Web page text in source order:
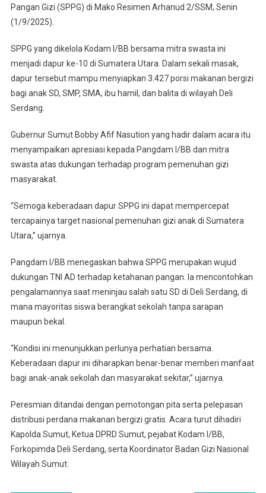
Pangdam
Forkopimda
Resmikan
SPPG
Menarhanud
Pangan Gizi (SPPG) di Mako Resimen Arhanud 2/SSM, Senin
(1/9/2025).
SPPG yang dikelola Kodam I/BB bersama mitra swasta ini
menjadi dapur ke-10 di Sumatera Utara. Dalam sekali masak,
dapur tersebut mampu menyiapkan 3.427 porsi makanan bergizi
bagi anak SD, SMP, SMA, ibu hamil, dan balita di wilayah Deli
Serdang.
Gubernur Sumut Bobby Afif Nasution yang hadir dalam acara itu
menyampaikan apresiasi kepada Pangdam I/BB dan mitra
swasta atas dukungan terhadap program pemenuhan gizi
masyarakat.
“Semoga keberadaan dapur SPPG ini dapat mempercepat
tercapainya target nasional pemenuhan gizi anak di Sumatera
Utara,” ujarnya.
Pangdam I/BB menegaskan bahwa SPPG merupakan wujud
dukungan TNI AD terhadap ketahanan pangan. Ia mencontohkan
pengalamannya saat meninjau salah satu SD di Deli Serdang, di
mana mayoritas siswa berangkat sekolah tanpa sarapan
maupun bekal.
“Kondisi ini menunjukkan perlunya perhatian bersama.
Keberadaan dapur ini diharapkan benar-benar memberi manfaat
bagi anak-anak sekolah dan masyarakat sekitar,” ujarnya.
Peresmian ditandai dengan pemotongan pita serta pelepasan
distribusi perdana makanan bergizi gratis. Acara turut dihadiri
Kapolda Sumut, Ketua DPRD Sumut, pejabat Kodam I/BB,
Forkopimda Deli Serdang, serta Koordinator Badan Gizi Nasional
Wilayah Sumut.